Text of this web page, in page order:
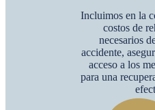
Incluimos en la
costos de
necesarios
accidente,
acceso a los
para una